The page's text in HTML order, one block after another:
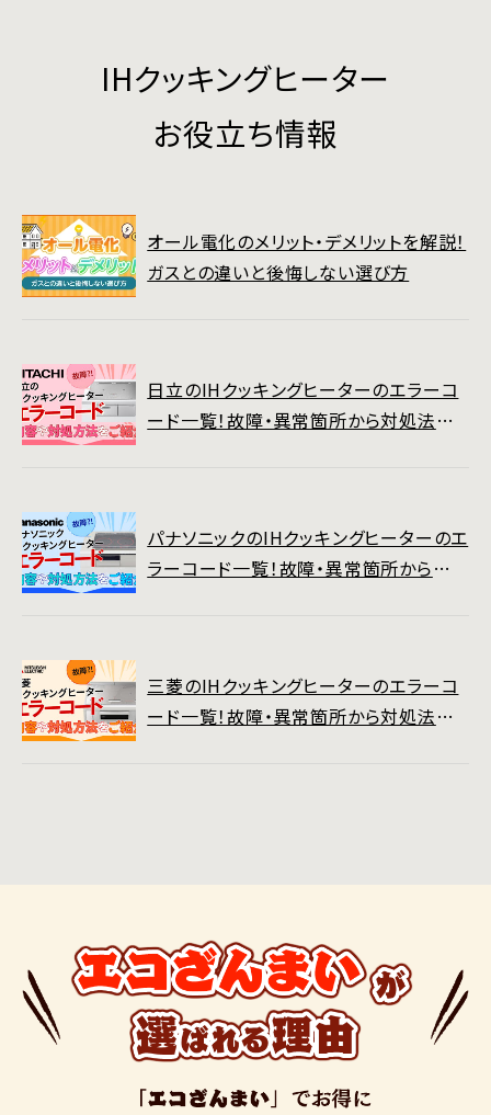
IHクッキングヒーター
お役立ち情報
オール電化のメリット・デメリットを解説！
ガスとの違いと後悔しない選び方
日立のIHクッキングヒーターのエラーコ
ード一覧！故障・異常箇所から対処法ま
パナソニックのIHクッキングヒーターのエ
ラーコード一覧！故障・異常箇所から対
三菱のIHクッキングヒーターのエラーコ
ード一覧！故障・異常箇所から対処法ま